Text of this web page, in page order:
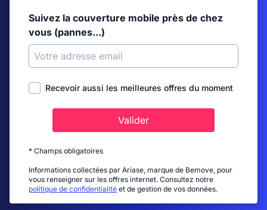
Suivez la couverture mobile près de chez
vous (pannes...)
Recevoir aussi les meilleures offres du moment
Valider
* Champs obligatoires
Informations collectées par Ariase, marque de Bemove, pour
vous renseigner sur les offres internet. Consultez notre
politique de confidentialité et de gestion de vos données.